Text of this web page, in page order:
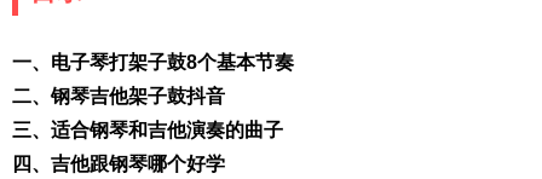
一、电子琴打架子鼓8个基本节奏
二、钢琴吉他架子鼓抖音
三、适合钢琴和吉他演奏的曲子
四、吉他跟钢琴哪个好学